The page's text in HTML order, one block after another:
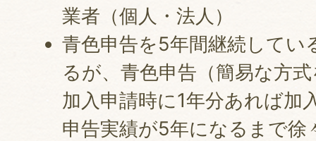
業者（個人・法人）
青色申告を5年間継続してい
るが、青色申告（簡易な方
加入申請時に1年分あれば加
申告実績が5年になるまで徐